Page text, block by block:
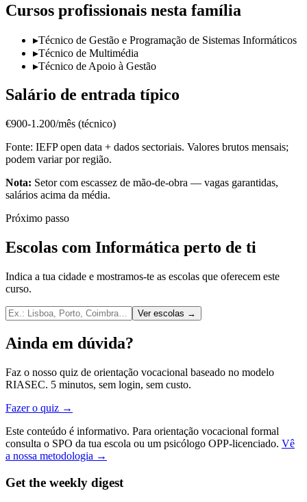
Cursos profissionais nesta família
▸Técnico de Gestão e Programação de Sistemas Informáticos
▸Técnico de Multimédia
▸Técnico de Apoio à Gestão
Salário de entrada típico
€900-1.200/mês (técnico)
Fonte: IEFP open data + dados sectoriais. Valores brutos mensais;
podem variar por região.
Nota: Setor com escassez de mão-de-obra — vagas garantidas,
salários acima da média.
Próximo passo
Escolas com Informática perto de ti
Indica a tua cidade e mostramos-te as escolas que oferecem este
curso.
Ver escolas →
Ainda em dúvida?
Faz o nosso quiz de orientação vocacional baseado no modelo
RIASEC. 5 minutos, sem login, sem custo.
Fazer o quiz →
Este conteúdo é informativo. Para orientação vocacional formal
consulta o SPO da tua escola ou um psicólogo OPP-licenciado. Vê
a nossa metodologia →
Get the weekly digest